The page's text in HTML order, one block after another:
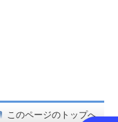
このページのトップへ